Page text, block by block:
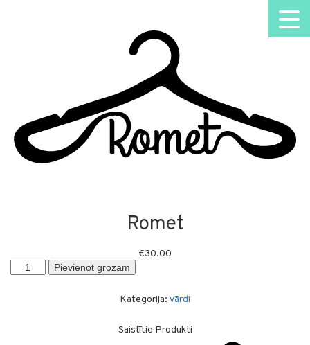
Romet
€30.00
Romet
daudzums
Pievienot grozam
Kategorija:Vārdi
Saistītie Produkti